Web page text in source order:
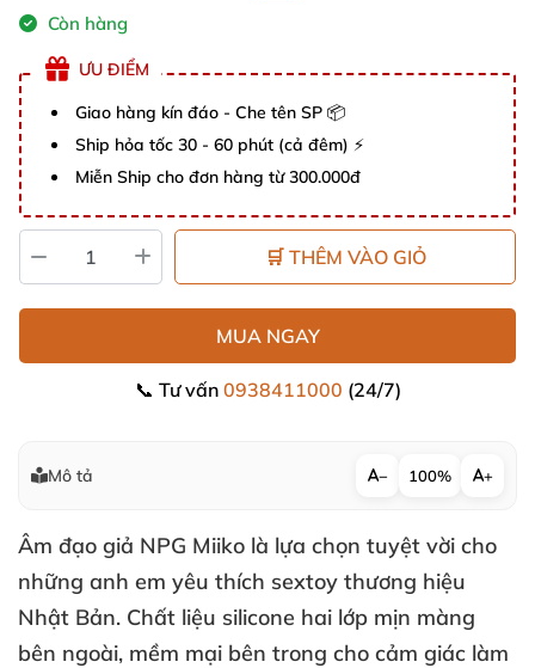
Còn hàng
ƯU ĐIỂM
Giao hàng kín đáo - Che tên SP 📦
Ship hỏa tốc 30 - 60 phút (cả đêm) ⚡
Miễn Ship cho đơn hàng từ 300.000đ
🛒 THÊM VÀO GIỎ
MUA NGAY
📞 Tư vấn 0938411000 (24/7)
Mô tả − 100% +
Âm đạo giả NPG Miiko là lựa chọn tuyệt vời cho
những anh em yêu thích sextoy thương hiệu
Nhật Bản. Chất liệu silicone hai lớp mịn màng
bên ngoài, mềm mại bên trong cho cảm giác làm